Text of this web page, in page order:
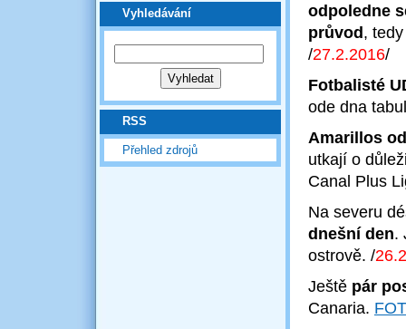
Vyhledávání
RSS
Přehled zdrojů
odpoledne
průvod ,
/27.2.2016/
Fotbalisté
ode dna
Amarillos
utkají o
Canal Plus
Na severu
dnešní den.
ostrově. /26.2
Ještě pár
Canaria.